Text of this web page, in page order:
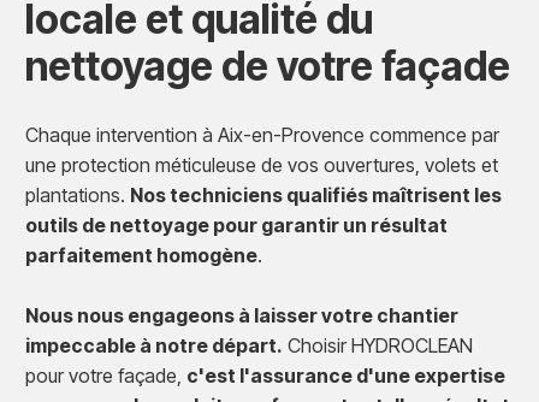
locale et qualité du
nettoyage de votre façade
Chaque intervention à Aix-en-Provence commence par
une protection méticuleuse de vos ouvertures, volets et
plantations. Nos techniciens qualifiés maîtrisent les
outils de nettoyage pour garantir un résultat
parfaitement homogène.
Nous nous engageons à laisser votre chantier
impeccable à notre départ. Choisir HYDROCLEAN
pour votre façade, c'est l'assurance d'une expertise